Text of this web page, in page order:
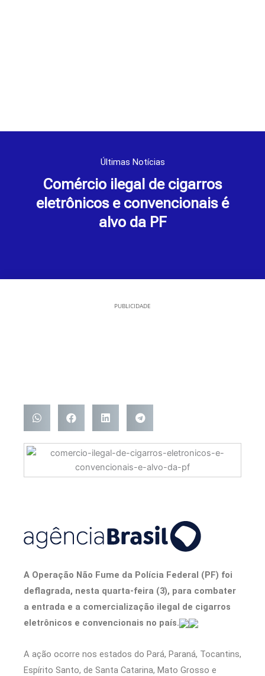
Últimas Notícias
Comércio ilegal de cigarros
eletrônicos e convencionais é
alvo da PF
PUBLICIDADE
A Operação Não Fume da Polícia Federal (PF) foi
deflagrada, nesta quarta-feira (3), para combater
a entrada e a comercialização ilegal de cigarros
eletrônicos e convencionais no país.
A ação ocorre nos estados do Pará, Paraná, Tocantins,
Espírito Santo, de Santa Catarina, Mato Grosso e